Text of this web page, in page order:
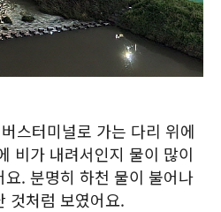
스터미널로 가는 다리 위에
비가 내려서인지 물이 많이
. 분명히 하천 물이 불어나
것처럼 보였어요.